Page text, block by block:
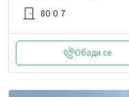
80 0 7
Обади се